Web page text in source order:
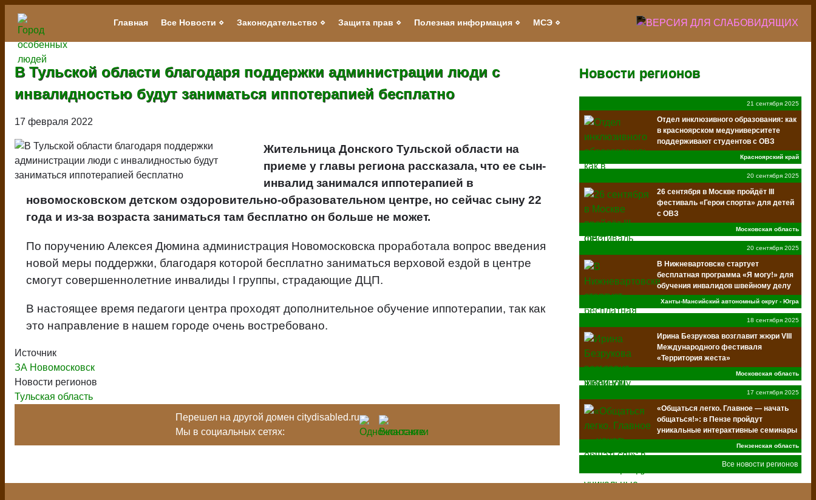
Перейти
основному
содержанию
Главная Все Новости Законодательство Защита прав Полезная информация МСЭ
В Тульской области благодаря поддержки администрации люди с
инвалидностью будут заниматься иппотерапией бесплатно
17 февраля 2022
Жительница Донского Тульской области на
приеме у главы региона рассказала, что ее сын-
инвалид занимался иппотерапией в
новомосковском детском оздоровительно-образовательном центре, но сейчас сыну 22
года и из-за возраста заниматься там бесплатно он больше не может.
По поручению Алексея Дюмина администрация Новомосковска проработала вопрос введения
новой меры поддержки, благодаря которой бесплатно заниматься верховой ездой в центре
смогут совершеннолетние инвалиды I группы, страдающие ДЦП.
В настоящее время педагоги центра проходят дополнительное обучение иппотерапии, так как
это направление в нашем городе очень востребовано.
Источник
ЗА Новомосковск
Новости регионов
Тульская область
Перешел на другой домен citydisabled.ru
Мы в социальных сетях:
Новости регионов
21 сентября 2025
Отдел инклюзивного образования: как
в красноярском медуниверситете
поддерживают студентов с ОВЗ
Красноярский край
20 сентября 2025
26 сентября в Москве пройдёт III
фестиваль «Герои спорта» для детей
с ОВЗ
Московская область
20 сентября 2025
В Нижневартовске стартует
бесплатная программа «Я могу!» для
обучения инвалидов швейному делу
Ханты-Мансийский автономный округ - Югра
18 сентября 2025
Ирина Безрукова возглавит жюри VIII
Международного фестиваля
«Территория жеста»
Московская область
17 сентября 2025
«Общаться легко. Главное — начать
общаться!»: в Пензе пройдут
уникальные интерактивные семинары
по инклюзии
Пензенская область
Все новости регионов